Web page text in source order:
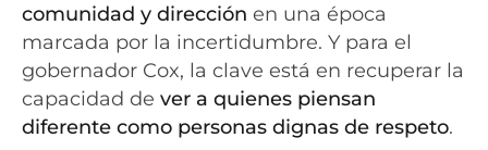
comunidad y dirección en una época
marcada por la incertidumbre. Y para el
gobernador Cox, la clave está en recuperar la
capacidad de ver a quienes piensan
diferente como personas dignas de respeto.